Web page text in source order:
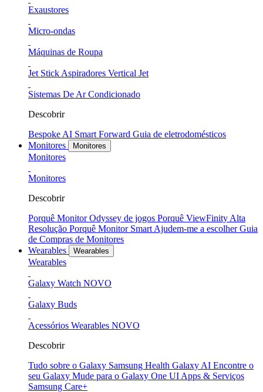
Exaustores
Micro-ondas
Máquinas de Roupa
Jet Stick Aspiradores Vertical Jet
Sistemas De Ar Condicionado
Descobrir
Bespoke AI Smart Forward Guia de eletrodomésticos
Monitores
Monitores
Monitores
Monitores
Descobrir
Porquê Monitor Odyssey de jogos Porquê ViewFinity Alta
Resolução Porquê Monitor Smart Ajudem-me a escolherGuia
de Compras de Monitores
Wearables
Wearables
Wearables
Galaxy Watch NOVO
Galaxy Buds
Acessórios Wearables NOVO
Descobrir
Tudo sobre o Galaxy Samsung Health Galaxy AI Encontre o
seu Galaxy Mude para o Galaxy One UI Apps & Serviços
Samsung Care+